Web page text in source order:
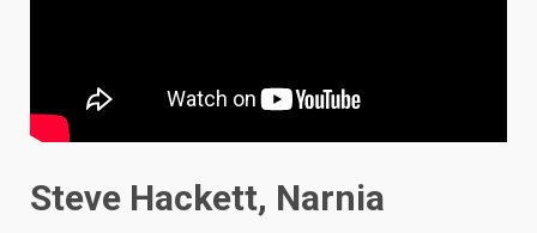
Steve Hackett, Narnia